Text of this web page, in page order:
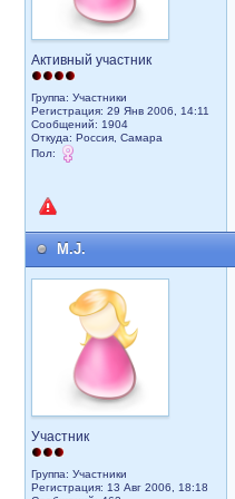
Активный участник
Группа: Участники
Регистрация: 29 Янв 2006, 14:11
Сообщений: 1904
Откуда: Россия, Самара
Пол:
M.J.
Участник
Группа: Участники
Регистрация: 13 Авг 2006, 18:18